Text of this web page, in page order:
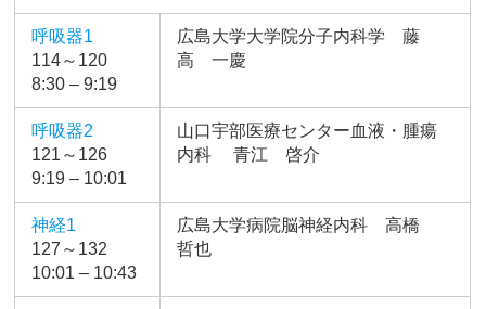
呼吸器1
114～120
8:30 – 9:19
広島大学大学院分子内科学 藤
高 一慶
呼吸器2
121～126
9:19 – 10:01
山口宇部医療センター血液・腫瘍
内科 青江 啓介
神経1
127～132
10:01 – 10:43
広島大学病院脳神経内科 高橋
哲也